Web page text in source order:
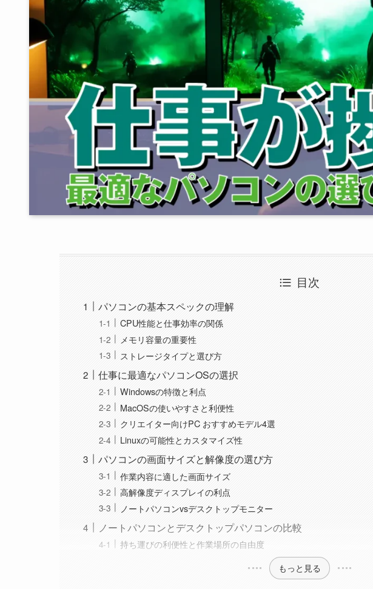
目次
パソコンの基本スペックの理解
CPU性能と仕事効率の関係
メモリ容量の重要性
ストレージタイプと選び方
仕事に最適なパソコンOSの選択
Windowsの特徴と利点
MacOSの使いやすさと利便性
クリエイター向けPC おすすめモデル4選
Linuxの可能性とカスタマイズ性
パソコンの画面サイズと解像度の選び方
作業内容に適した画面サイズ
高解像度ディスプレイの利点
ノートパソコンvsデスクトップモニター
ノートパソコンとデスクトップパソコンの比較
持ち運びの利便性と作業場所の自由度
もっと見る